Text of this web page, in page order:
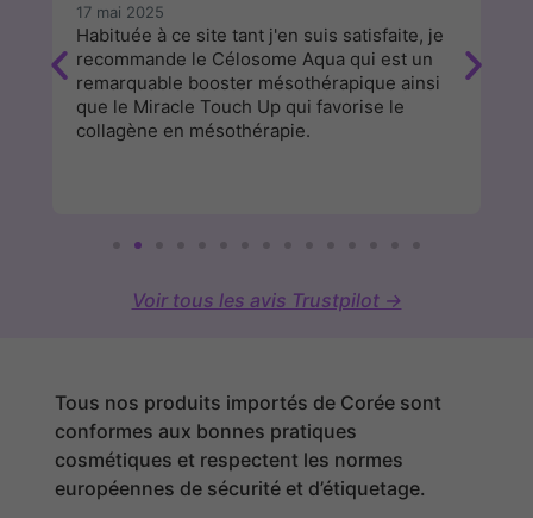
17 mai 2025
Habituée à ce site tant j'en suis satisfaite, je
recommande le Célosome Aqua qui est un
remarquable booster mésothérapique ainsi
que le Miracle Touch Up qui favorise le
collagène en mésothérapie.
Voir tous les avis Trustpilot →
Tous nos produits importés de Corée sont
conformes aux bonnes pratiques
cosmétiques et respectent les normes
européennes de sécurité et d’étiquetage.